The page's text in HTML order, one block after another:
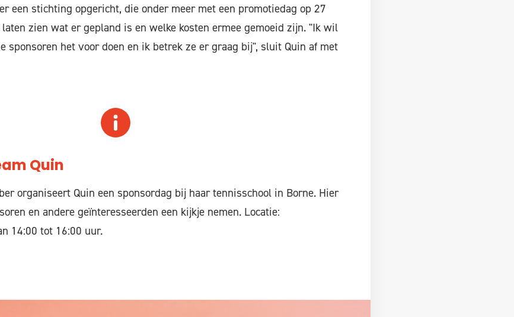
een stichting opgericht, die onder meer met een promotiedag op 27
zien wat er gepland is en welke kosten ermee gemoeid zijn. "Ik wil
sponsoren het voor doen en ik betrek ze er graag bij", sluit Quin af met
Quin
organiseert Quin een sponsordag bij haar tennisschool in Borne. Hier
en andere geïnteresseerden een kijkje nemen. Locatie:
14:00 tot 16:00 uur.